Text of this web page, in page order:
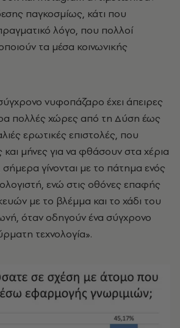
παγκοσμίως, κάτι που
λόγο, που πολλοί
τα μέσα κοινωνικής
σύγχρονο νυφοπάζαρο έχει άπειρες
πολλές χώρες από τη Δύση έως
ερωτικές επιστολές, που
μήνες για να φθάσουν στα χέρια
γίνονται με το πάτημα ενός
ενώ στις οθόνες επαφής
με το βλέμμα και το χάδι του
όταν οδηγούν ένα σύγχρονο
τεχνολογία».